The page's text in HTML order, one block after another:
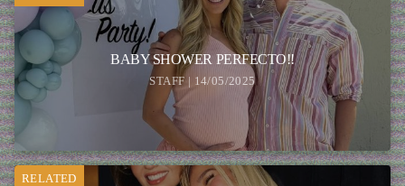
BABY SHOWER PERFECTO!!
STAFF | 14/05/2025
RELATED